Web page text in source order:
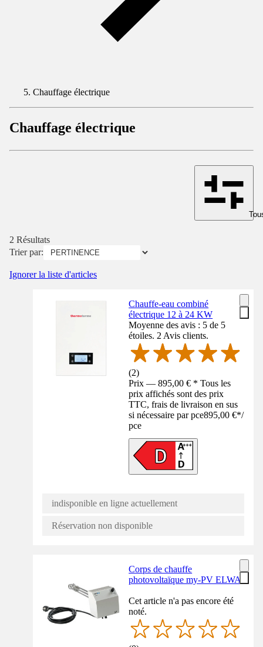
Chauffage électrique
Chauffage électrique
2 Résultats
Trier par:
Ignorer la liste d'articles
Chauffe-eau combiné
électrique 12 à 24 KW
Moyenne des avis : 5 de 5
étoiles. 2 Avis clients.
(2)
Prix — 895,00 € * Tous les
prix affichés sont des prix
TTC, frais de livraison en sus
si nécessaire par pce895,00 €*/
pce
indisponible en ligne actuellement
Réservation non disponible
Corps de chauffe
photovoltaïque my-PV ELWA
Cet article n'a pas encore été
noté.